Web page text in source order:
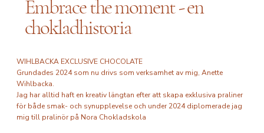
Embrace the moment - en
chokladhistoria
WIHLBACKA EXCLUSIVE CHOCOLATE
Grundades 2024 som nu drivs som verksamhet av mig, Anette
Wihlbacka.
Jag har alltid haft en kreativ längtan efter att skapa exklusiva praliner
för både smak- och synupplevelse och under 2024 diplomerade jag
mig till pralinör på Nora Chokladskola